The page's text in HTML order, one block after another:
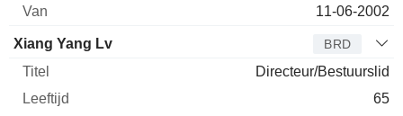
11-06-2002
Xiang Yang Lv BRD
Directeur/Bestuurslid
65